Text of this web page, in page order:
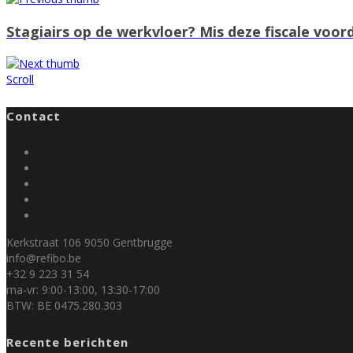
Stagiairs op de werkvloer? Mis deze fiscale
Scroll
Contact
Kerkstraat 106 9050 Gentbrugge
info@refibo.be
+32 9 223 31 54
ma-vr: 9:00-13:00, 13:30-17:00
BTW: BE 0475.280.303
Recente berichten